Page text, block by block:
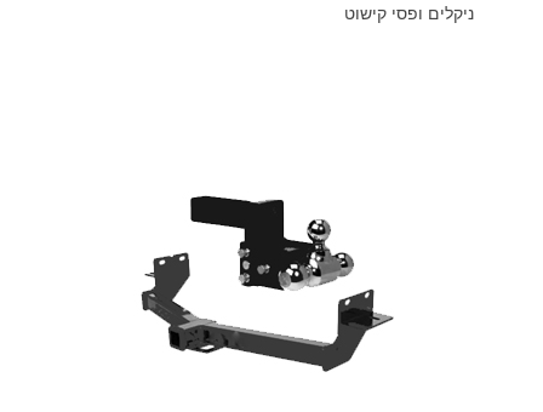
ניקלים ופסי קישוט